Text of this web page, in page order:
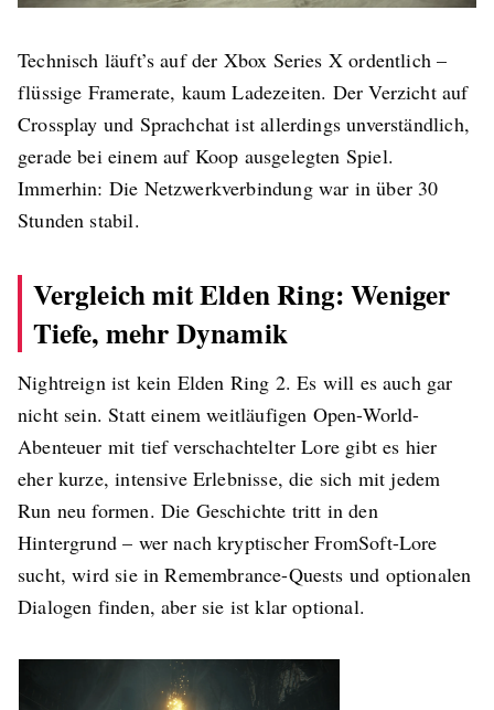
Technisch läuft’s auf der Xbox Series X ordentlich –
flüssige Framerate, kaum Ladezeiten. Der Verzicht auf
Crossplay und Sprachchat ist allerdings unverständlich,
gerade bei einem auf Koop ausgelegten Spiel.
Immerhin: Die Netzwerkverbindung war in über 30
Stunden stabil.
Vergleich mit Elden Ring: Weniger
Tiefe, mehr Dynamik
Nightreign ist kein Elden Ring 2. Es will es auch gar
nicht sein. Statt einem weitläufigen Open-World-
Abenteuer mit tief verschachtelter Lore gibt es hier
eher kurze, intensive Erlebnisse, die sich mit jedem
Run neu formen. Die Geschichte tritt in den
Hintergrund – wer nach kryptischer FromSoft-Lore
sucht, wird sie in Remembrance-Quests und optionalen
Dialogen finden, aber sie ist klar optional.